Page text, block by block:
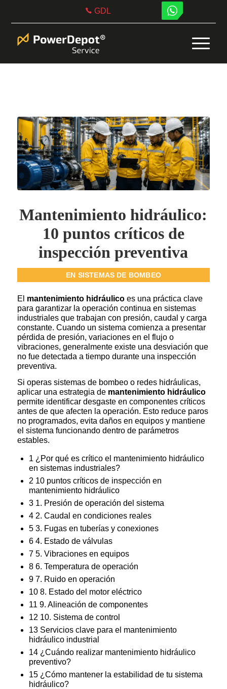
GDL
Mantenimiento hidráulico:
10 puntos críticos de
inspección preventiva
EN SISTEMAS DE BOMBEO
El mantenimiento hidráulicoes una práctica clave
para garantizar la operación continua en sistemas
industriales que trabajan con presión, caudal y carga
constante. Cuando un sistema comienza a presentar
pérdida de presión, variaciones en el flujo o
vibraciones, generalmente existe una desviación que
no fue detectada a tiempo durante una inspección
preventiva.
Si operas sistemas de bombeo o redes hidráulicas,
aplicar una estrategia de mantenimiento hidráulico
permite identificar desgaste en componentes críticos
antes de que afecten la operación. Esto reduce paros
no programados, evita daños en equipos y mantiene
el sistema funcionando dentro de parámetros
estables.
1 ¿Por qué es crítico el mantenimiento hidráulico
en sistemas industriales?
2 10 puntos críticos de inspección en
mantenimiento hidráulico
31. Presión de operación del sistema
42. Caudal en condiciones reales
53. Fugas en tuberías y conexiones
64. Estado de válvulas
75. Vibraciones en equipos
86. Temperatura de operación
97. Ruido en operación
108. Estado del motor eléctrico
11 9. Alineación de componentes
12 10. Sistema de control
13Servicios clave para el mantenimiento
hidráulico industrial
14¿Cuándo realizar mantenimiento hidráulico
preventivo?
15¿Cómo mantener la estabilidad de tu sistema
hidráulico?